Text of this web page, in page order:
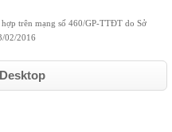
trên mạng số 460/GP-TTĐT do Sở
02/2016